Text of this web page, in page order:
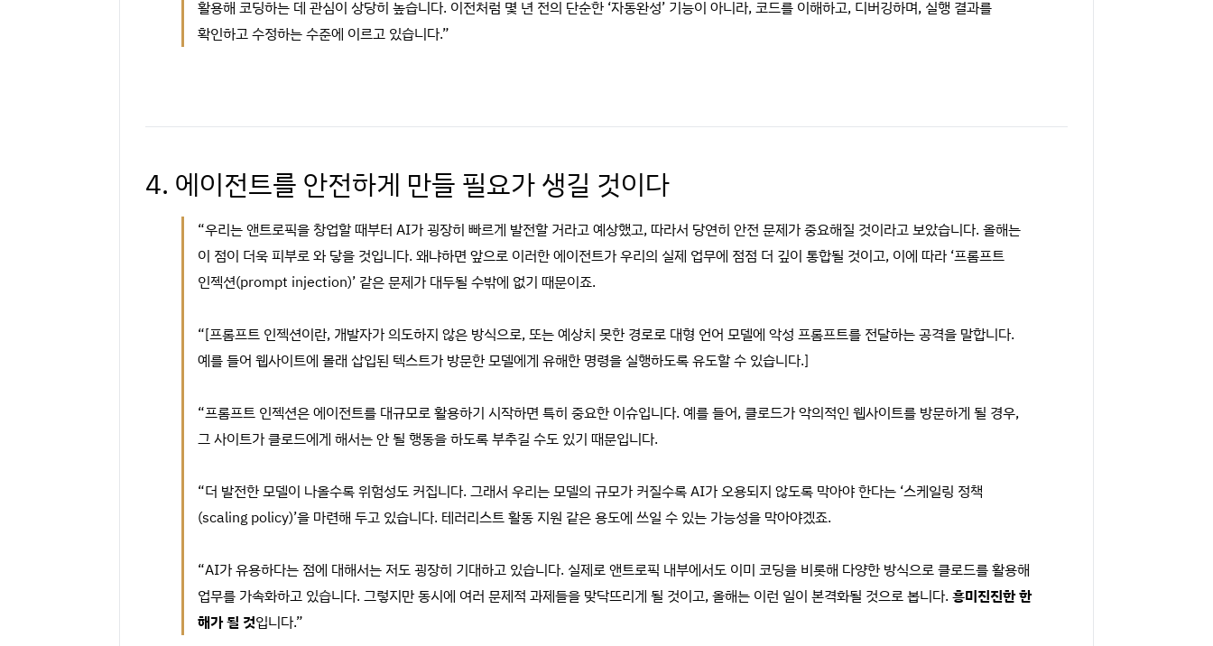
활용해 코딩하는 데 관심이 상당히 높습니다. 이전처럼 몇 년 전의 단순한 ‘자동완성’ 기능이 아니라, 코드를 이해하고, 디버깅하며, 실행 결과를
확인하고 수정하는 수준에 이르고 있습니다.”
4. 에이전트를 안전하게 만들 필요가 생길 것이다
“우리는 앤트로픽을 창업할 때부터 AI가 굉장히 빠르게 발전할 거라고 예상했고, 따라서 당연히 안전 문제가 중요해질 것이라고 보았습니다. 올해는
이 점이 더욱 피부로 와 닿을 것입니다. 왜냐하면 앞으로 이러한 에이전트가 우리의 실제 업무에 점점 더 깊이 통합될 것이고, 이에 따라 ‘프롬프트
인젝션(prompt injection)’ 같은 문제가 대두될 수밖에 없기 때문이죠.
“[프롬프트 인젝션이란, 개발자가 의도하지 않은 방식으로, 또는 예상치 못한 경로로 대형 언어 모델에 악성 프롬프트를 전달하는 공격을 말합니다.
예를 들어 웹사이트에 몰래 삽입된 텍스트가 방문한 모델에게 유해한 명령을 실행하도록 유도할 수 있습니다.]
“프롬프트 인젝션은 에이전트를 대규모로 활용하기 시작하면 특히 중요한 이슈입니다. 예를 들어, 클로드가 악의적인 웹사이트를 방문하게 될 경우,
그 사이트가 클로드에게 해서는 안 될 행동을 하도록 부추길 수도 있기 때문입니다.
“더 발전한 모델이 나올수록 위험성도 커집니다. 그래서 우리는 모델의 규모가 커질수록 AI가 오용되지 않도록 막아야 한다는 ‘스케일링 정책
(scaling policy)’을 마련해 두고 있습니다. 테러리스트 활동 지원 같은 용도에 쓰일 수 있는 가능성을 막아야겠죠.
“AI가 유용하다는 점에 대해서는 저도 굉장히 기대하고 있습니다. 실제로 앤트로픽 내부에서도 이미 코딩을 비롯해 다양한 방식으로 클로드를 활용해
업무를 가속화하고 있습니다. 그렇지만 동시에 여러 문제적 과제들을 맞닥뜨리게 될 것이고, 올해는 이런 일이 본격화될 것으로 봅니다. 흥미진진한 한
해가 될 것입니다.”